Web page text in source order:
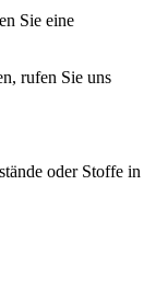
Sie eine
rufen Sie uns
oder Stoffe in